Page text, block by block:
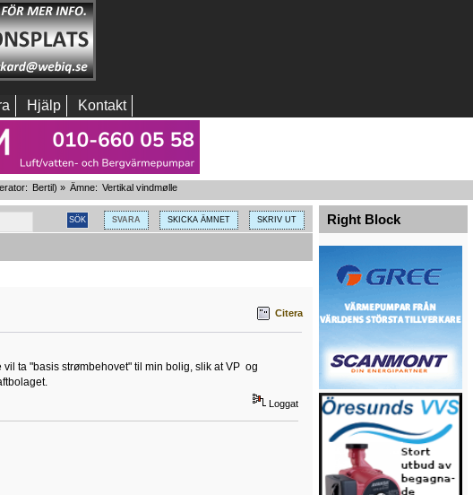
Hjälp Kontakt
Bertil) » Ämne: Vertikal vindmølle
SVARA SKICKA ÄMNET SKRIV UT
Citera
ta "basis strømbehovet" til min bolig, slik at VP og
Loggat
Right Block